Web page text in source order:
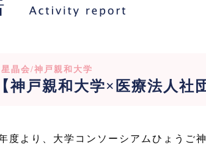
晶会/神戸親和大学
神戸親和大学×医療法人
より、大学コンソーシアムひょうご